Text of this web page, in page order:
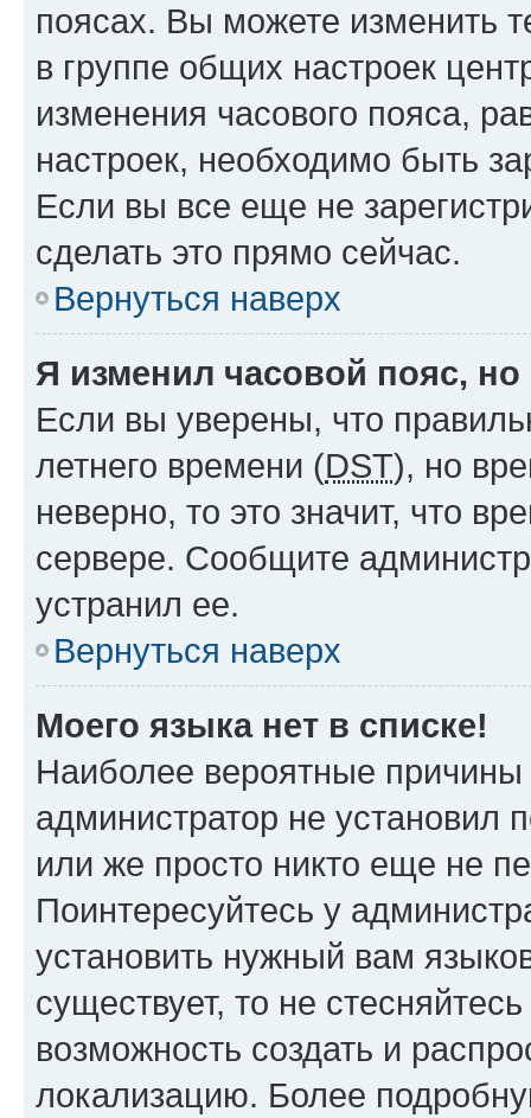
поясах. Вы можете изменить
в группе общих настроек
изменения часового пояса,
настроек, необходимо быть
Если вы все еще не
сделать это прямо сейчас.
Вернуться наверх
Я изменил часовой пояс,
Если вы уверены, что
летнего времени (DST), но
неверно, то это значит, что
сервере. Сообщите
устранил ее.
Вернуться наверх
Моего языка нет в списке!
Наиболее вероятные причины
администратор не установил
или же просто никто еще не
Поинтересуйтесь у
установить нужный вам
существует, то не
возможность создать и
локализацию. Более